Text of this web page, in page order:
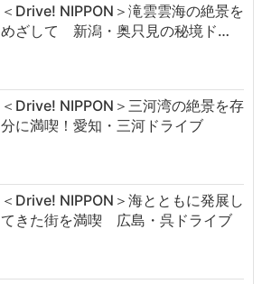
＜Drive! NIPPON＞滝雲雲海の絶景を
めざして 新潟・奥只見の秘境ド…
＜Drive! NIPPON＞三河湾の絶景を存
分に満喫！愛知・三河ドライブ
＜Drive! NIPPON＞海とともに発展し
てきた街を満喫 広島・呉ドライブ